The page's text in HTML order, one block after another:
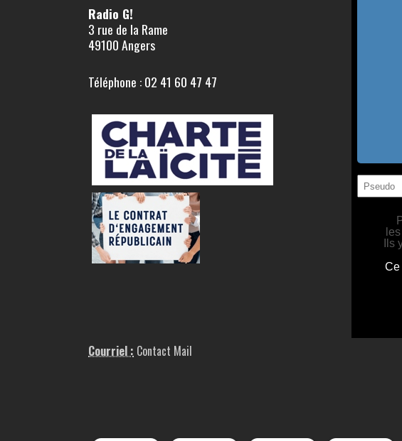
Radio G!
3 rue de la Rame
49100 Angers
Téléphone : 02 41 60 47 47
Courriel : Contact Mail